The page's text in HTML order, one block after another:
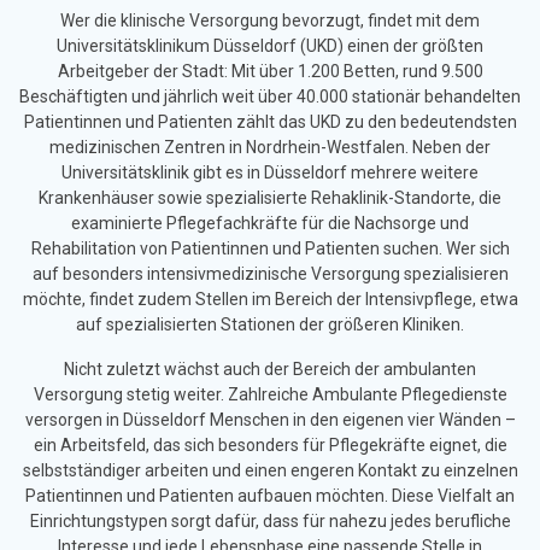
Wer die klinische Versorgung bevorzugt, findet mit dem
Universitätsklinikum Düsseldorf (UKD) einen der größten
Arbeitgeber der Stadt: Mit über 1.200 Betten, rund 9.500
Beschäftigten und jährlich weit über 40.000 stationär behandelten
Patientinnen und Patienten zählt das UKD zu den bedeutendsten
medizinischen Zentren in Nordrhein-Westfalen. Neben der
Universitätsklinik gibt es in Düsseldorf mehrere weitere
Krankenhäuser sowie spezialisierte Rehaklinik-Standorte, die
examinierte Pflegefachkräfte für die Nachsorge und
Rehabilitation von Patientinnen und Patienten suchen. Wer sich
auf besonders intensivmedizinische Versorgung spezialisieren
möchte, findet zudem Stellen im Bereich der Intensivpflege, etwa
auf spezialisierten Stationen der größeren Kliniken.
Nicht zuletzt wächst auch der Bereich der ambulanten
Versorgung stetig weiter. Zahlreiche Ambulante Pflegedienste
versorgen in Düsseldorf Menschen in den eigenen vier Wänden –
ein Arbeitsfeld, das sich besonders für Pflegekräfte eignet, die
selbstständiger arbeiten und einen engeren Kontakt zu einzelnen
Patientinnen und Patienten aufbauen möchten. Diese Vielfalt an
Einrichtungstypen sorgt dafür, dass für nahezu jedes berufliche